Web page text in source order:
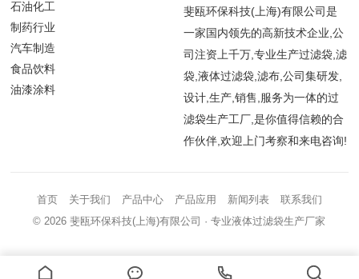
石油化工
制药行业
汽车制造
食品饮料
油漆涂料
斐瓯环保科技(上海)有限公司是
一家国内领先的高新技术企业,公
司注资上千万,专业生产过滤袋,滤
袋,液体过滤袋,滤布,公司集研发,
设计,生产,销售,服务为一体的过
滤袋生产工厂,是你值得信赖的合
作伙伴,欢迎上门考察和来电咨询!
首页 关于我们 产品中心 产品应用 新闻列表
联系我们
© 2026斐瓯环保科技(上海)有限公司 · 专业液体过滤袋生产厂家